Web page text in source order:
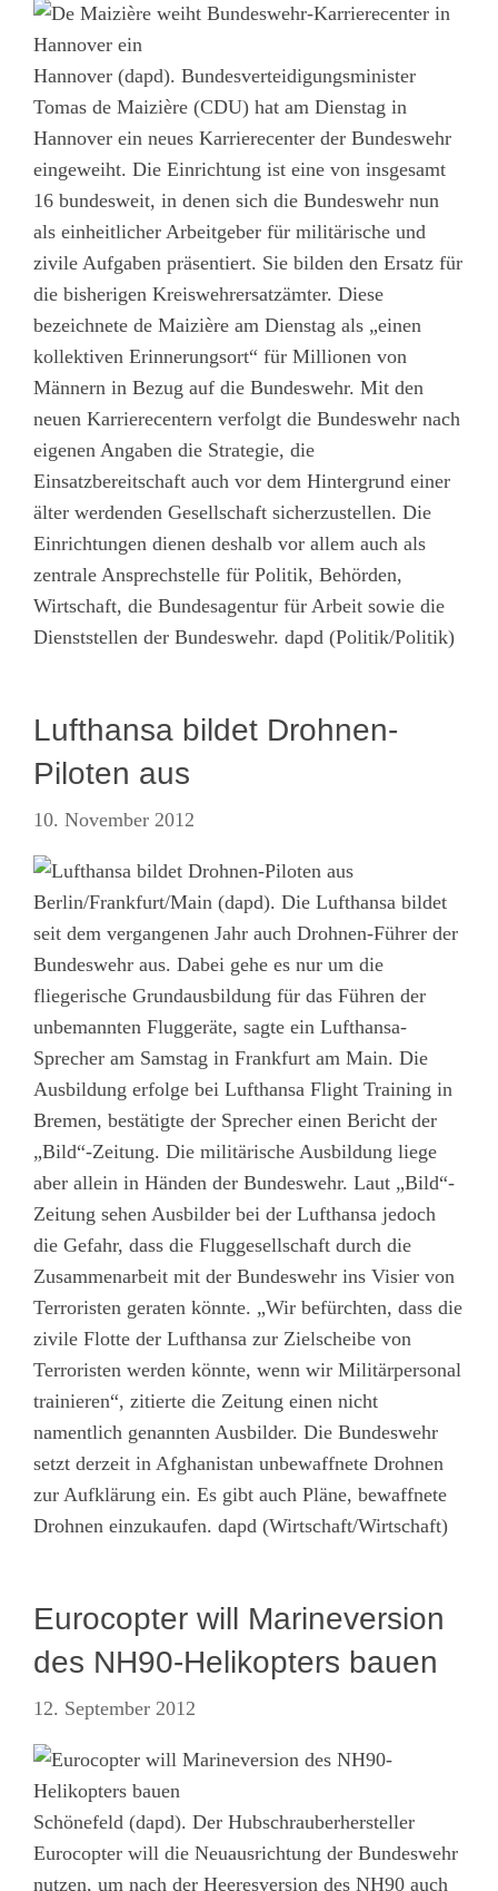
Hannover (dapd). Bundesverteidigungsminister
Tomas de Maizière (CDU) hat am Dienstag in
Hannover ein neues Karrierecenter der Bundeswehr
eingeweiht. Die Einrichtung ist eine von insgesamt
16 bundesweit, in denen sich die Bundeswehr nun
als einheitlicher Arbeitgeber für militärische und
zivile Aufgaben präsentiert. Sie bilden den Ersatz für
die bisherigen Kreiswehrersatzämter. Diese
bezeichnete de Maizière am Dienstag als „einen
kollektiven Erinnerungsort“ für Millionen von
Männern in Bezug auf die Bundeswehr. Mit den
neuen Karrierecentern verfolgt die Bundeswehr nach
eigenen Angaben die Strategie, die
Einsatzbereitschaft auch vor dem Hintergrund einer
älter werdenden Gesellschaft sicherzustellen. Die
Einrichtungen dienen deshalb vor allem auch als
zentrale Ansprechstelle für Politik, Behörden,
Wirtschaft, die Bundesagentur für Arbeit sowie die
Dienststellen der Bundeswehr. dapd (Politik/Politik)
Lufthansa bildet Drohnen-
Piloten aus
10. November 2012
Berlin/Frankfurt/Main (dapd). Die Lufthansa bildet
seit dem vergangenen Jahr auch Drohnen-Führer der
Bundeswehr aus. Dabei gehe es nur um die
fliegerische Grundausbildung für das Führen der
unbemannten Fluggeräte, sagte ein Lufthansa-
Sprecher am Samstag in Frankfurt am Main. Die
Ausbildung erfolge bei Lufthansa Flight Training in
Bremen, bestätigte der Sprecher einen Bericht der
„Bild“-Zeitung. Die militärische Ausbildung liege
aber allein in Händen der Bundeswehr. Laut „Bild“-
Zeitung sehen Ausbilder bei der Lufthansa jedoch
die Gefahr, dass die Fluggesellschaft durch die
Zusammenarbeit mit der Bundeswehr ins Visier von
Terroristen geraten könnte. „Wir befürchten, dass die
zivile Flotte der Lufthansa zur Zielscheibe von
Terroristen werden könnte, wenn wir Militärpersonal
trainieren“, zitierte die Zeitung einen nicht
namentlich genannten Ausbilder. Die Bundeswehr
setzt derzeit in Afghanistan unbewaffnete Drohnen
zur Aufklärung ein. Es gibt auch Pläne, bewaffnete
Drohnen einzukaufen. dapd (Wirtschaft/Wirtschaft)
Eurocopter will Marineversion
des NH90-Helikopters bauen
12. September 2012
Schönefeld (dapd). Der Hubschrauberhersteller
Eurocopter will die Neuausrichtung der Bundeswehr
nutzen, um nach der Heeresversion des NH90 auch